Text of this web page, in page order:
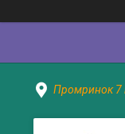
Промринок 7